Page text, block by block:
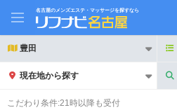
名古屋のメンズエステ・マッサージを探すなら
豊田
現在地から探す
こだわり条件:21時以降も受付